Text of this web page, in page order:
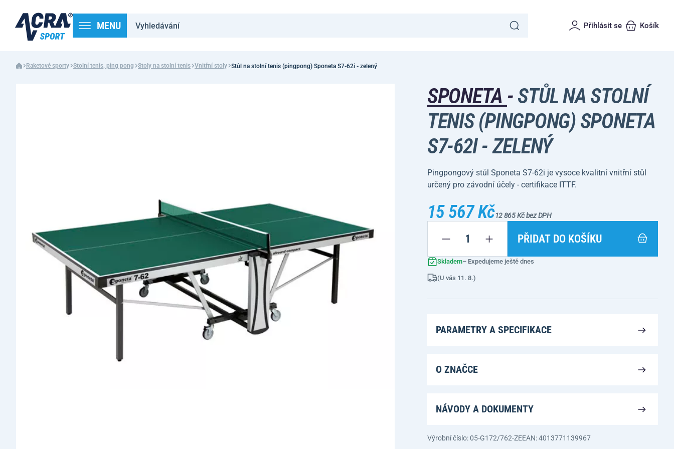
MENU Přihlásit se Košík
Raketové sporty Stolní tenis, ping pong Stoly na stolní tenis Vnitřní stoly Stůl na stolní tenis (pingpong) Sponeta S7-62i - zelený
SPONETA - STŮL NA STOLNÍ
TENIS (PINGPONG) SPONETA
S7-62I - ZELENÝ
Pingpongový stůl Sponeta S7-62i je vysoce kvalitní vnitřní stůl
určený pro závodní účely - certifikace ITTF.
15 567 Kč12 865 Kč bez DPH
PŘIDAT DO KOŠÍKU
Skladem– Expedujeme ještě dnes
(U vás 11. 8.)
PARAMETRY A SPECIFIKACE
O ZNAČCE
NÁVODY A DOKUMENTY
Výrobní číslo: 05-G172/762-ZEEAN: 4013771139967